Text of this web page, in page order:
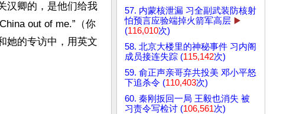
汉卿的，是他们给我
out of me.”（你
她的专访中，用英文
57. 内蒙核泄漏 习全副武装防核射
怕预言应验端掉火箭军高层 ▶️
(116,010次)
58. 北京大楼里的神秘事件 习内阁
成员接连失踪 (115,142次)
59. 俞正声亲哥弃共投美 邓小平怒
下追杀令 (110,403次)
60. 秦刚扳回一局 王毅也消失 被
习责令写检讨 (106,561次)